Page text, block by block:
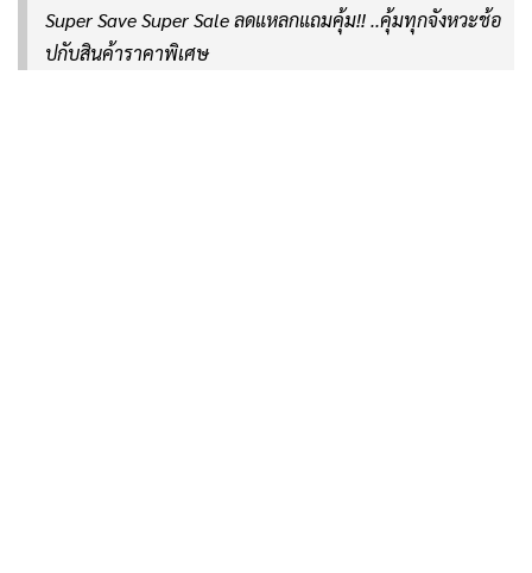
Super Save Super Sale ลดแหลกแถมคุ้ม!! ..คุ้มทุกจังหวะช้อ
ปกับสินค้าราคาพิเศษ